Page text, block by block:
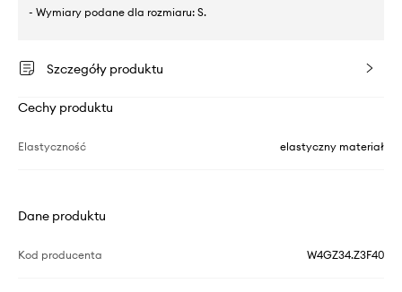
- Wymiary podane dla rozmiaru: S.
Szczegóły produktu
Cechy produktu
Elastyczność elastyczny materiał
Dane produktu
Kod producenta W4GZ34.Z3F40